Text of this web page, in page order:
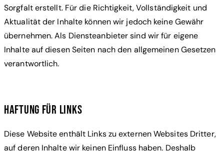
Sorgfalt erstellt. Für die Richtigkeit, Vollständigkeit und
Aktualität der Inhalte können wir jedoch keine Gewähr
übernehmen. Als Diensteanbieter sind wir für eigene
Inhalte auf diesen Seiten nach den allgemeinen Gesetzen
verantwortlich.
Haftung für Links
Diese Website enthält Links zu externen Websites Dritter,
auf deren Inhalte wir keinen Einfluss haben. Deshalb